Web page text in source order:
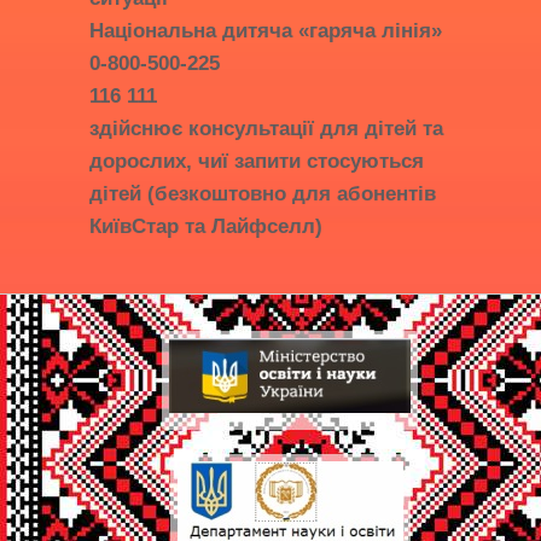
Національна дитяча «гаряча лінія»
0-800-500-225
116 111
здійснює консультації для дітей та
дорослих, чиї запити стосуються
дітей (безкоштовно для абонентів
КиївСтар та Лайфселл)